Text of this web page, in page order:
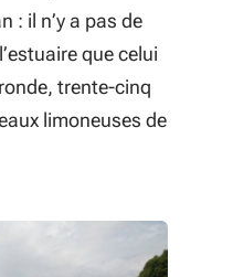
: il n’y a pas de
que celui
trente-cinq
limoneuses de